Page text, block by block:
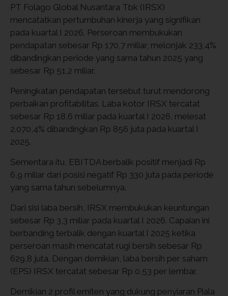
PT Folago Global Nusantara Tbk (IRSX)
mencatatkan pertumbuhan kinerja yang signifikan
pada kuartal I 2026. Perseroan membukukan
pendapatan sebesar Rp 170,7 miliar, melonjak 233,4%
dibandingkan periode yang sama tahun 2025 yang
sebesar Rp 51,2 miliar.
Peningkatan pendapatan tersebut turut mendorong
perbaikan profitabilitas. Laba kotor IRSX tercatat
sebesar Rp 18,6 miliar pada kuartal I 2026, melesat
2.070,4% dibandingkan Rp 856 juta pada kuartal I
2025.
Sementara itu, EBITDA berbalik positif menjadi Rp
6,9 miliar dari posisi negatif Rp 330 juta pada periode
yang sama tahun sebelumnya.
Dari sisi laba bersih, IRSX membukukan keuntungan
sebesar Rp 3,3 miliar pada kuartal I 2026. Capaian ini
berbanding terbalik dengan kuartal I 2025 ketika
perseroan masih mencatat rugi bersih sebesar Rp
629,8 juta. Dengan demikian, laba bersih per saham
(EPS) IRSX tercatat sebesar Rp 0,53 per lembar.
Demikian 2 profil emiten yang dukung penyiaran Piala